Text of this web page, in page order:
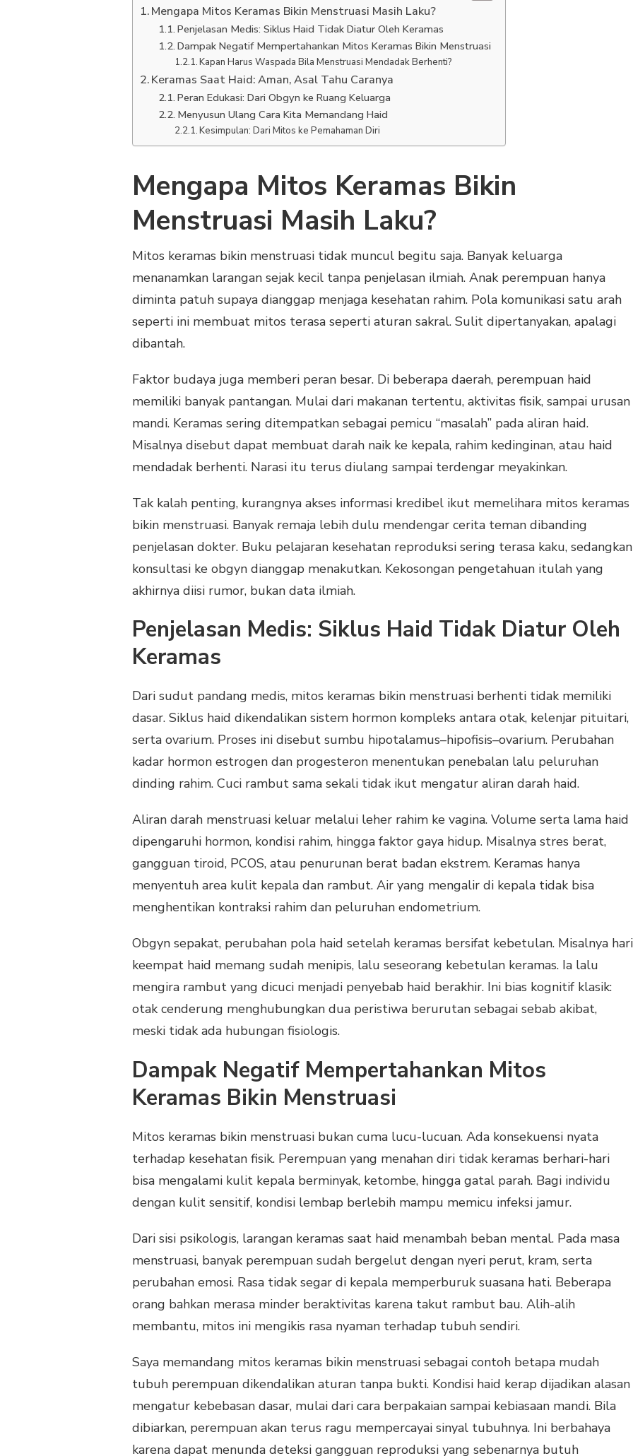
Mengapa Mitos Keramas Bikin Menstruasi Masih Laku?
Penjelasan Medis: Siklus Haid Tidak Diatur Oleh Keramas
Dampak Negatif Mempertahankan Mitos Keramas Bikin Menstruasi
Kapan Harus Waspada Bila Menstruasi Mendadak Berhenti?
Keramas Saat Haid: Aman, Asal Tahu Caranya
Peran Edukasi: Dari Obgyn ke Ruang Keluarga
Menyusun Ulang Cara Kita Memandang Haid
Kesimpulan: Dari Mitos ke Pemahaman Diri
Mengapa Mitos Keramas Bikin
Menstruasi Masih Laku?
Mitos keramas bikin menstruasi tidak muncul begitu saja. Banyak keluarga
menanamkan larangan sejak kecil tanpa penjelasan ilmiah. Anak perempuan hanya
diminta patuh supaya dianggap menjaga kesehatan rahim. Pola komunikasi satu arah
seperti ini membuat mitos terasa seperti aturan sakral. Sulit dipertanyakan, apalagi
dibantah.
Faktor budaya juga memberi peran besar. Di beberapa daerah, perempuan haid
memiliki banyak pantangan. Mulai dari makanan tertentu, aktivitas fisik, sampai urusan
mandi. Keramas sering ditempatkan sebagai pemicu “masalah” pada aliran haid.
Misalnya disebut dapat membuat darah naik ke kepala, rahim kedinginan, atau haid
mendadak berhenti. Narasi itu terus diulang sampai terdengar meyakinkan.
Tak kalah penting, kurangnya akses informasi kredibel ikut memelihara mitos keramas
bikin menstruasi. Banyak remaja lebih dulu mendengar cerita teman dibanding
penjelasan dokter. Buku pelajaran kesehatan reproduksi sering terasa kaku, sedangkan
konsultasi ke obgyn dianggap menakutkan. Kekosongan pengetahuan itulah yang
akhirnya diisi rumor, bukan data ilmiah.
Penjelasan Medis: Siklus Haid Tidak Diatur Oleh
Keramas
Dari sudut pandang medis, mitos keramas bikin menstruasi berhenti tidak memiliki
dasar. Siklus haid dikendalikan sistem hormon kompleks antara otak, kelenjar pituitari,
serta ovarium. Proses ini disebut sumbu hipotalamus–hipofisis–ovarium. Perubahan
kadar hormon estrogen dan progesteron menentukan penebalan lalu peluruhan
dinding rahim. Cuci rambut sama sekali tidak ikut mengatur aliran darah haid.
Aliran darah menstruasi keluar melalui leher rahim ke vagina. Volume serta lama haid
dipengaruhi hormon, kondisi rahim, hingga faktor gaya hidup. Misalnya stres berat,
gangguan tiroid, PCOS, atau penurunan berat badan ekstrem. Keramas hanya
menyentuh area kulit kepala dan rambut. Air yang mengalir di kepala tidak bisa
menghentikan kontraksi rahim dan peluruhan endometrium.
Obgyn sepakat, perubahan pola haid setelah keramas bersifat kebetulan. Misalnya hari
keempat haid memang sudah menipis, lalu seseorang kebetulan keramas. Ia lalu
mengira rambut yang dicuci menjadi penyebab haid berakhir. Ini bias kognitif klasik:
otak cenderung menghubungkan dua peristiwa berurutan sebagai sebab akibat,
meski tidak ada hubungan fisiologis.
Dampak Negatif Mempertahankan Mitos
Keramas Bikin Menstruasi
Mitos keramas bikin menstruasi bukan cuma lucu-lucuan. Ada konsekuensi nyata
terhadap kesehatan fisik. Perempuan yang menahan diri tidak keramas berhari-hari
bisa mengalami kulit kepala berminyak, ketombe, hingga gatal parah. Bagi individu
dengan kulit sensitif, kondisi lembap berlebih mampu memicu infeksi jamur.
Dari sisi psikologis, larangan keramas saat haid menambah beban mental. Pada masa
menstruasi, banyak perempuan sudah bergelut dengan nyeri perut, kram, serta
perubahan emosi. Rasa tidak segar di kepala memperburuk suasana hati. Beberapa
orang bahkan merasa minder beraktivitas karena takut rambut bau. Alih-alih
membantu, mitos ini mengikis rasa nyaman terhadap tubuh sendiri.
Saya memandang mitos keramas bikin menstruasi sebagai contoh betapa mudah
tubuh perempuan dikendalikan aturan tanpa bukti. Kondisi haid kerap dijadikan alasan
mengatur kebebasan dasar, mulai dari cara berpakaian sampai kebiasaan mandi. Bila
dibiarkan, perempuan akan terus ragu mempercayai sinyal tubuhnya. Ini berbahaya
karena dapat menunda deteksi gangguan reproduksi yang sebenarnya butuh